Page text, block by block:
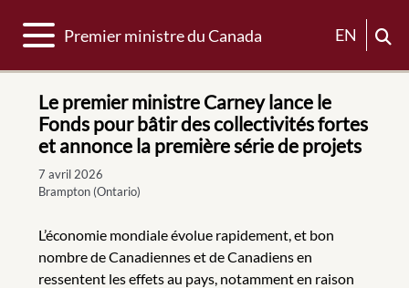
Basculer la navigation
Premier ministre du Canada EN
Le premier ministre Carney lance le
Fonds pour bâtir des collectivités fortes
et annonce la première série de projets
7 avril 2026
Brampton (Ontario)
L’économie mondiale évolue rapidement, et bon
nombre de Canadiennes et de Canadiens en
ressentent les effets au pays, notamment en raison